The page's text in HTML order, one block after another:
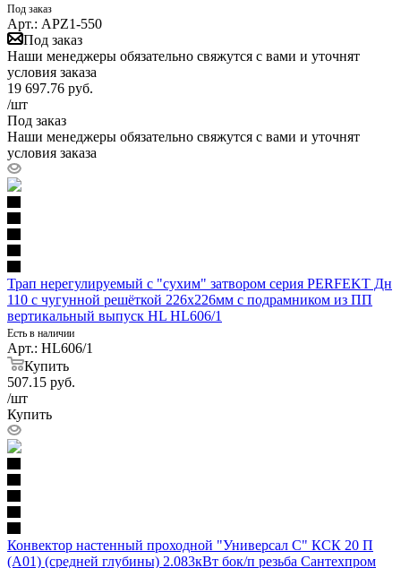
Под заказ
Арт.: APZ1-550
Под заказ
Наши менеджеры обязательно свяжутся с вами и уточнят
условия заказа
19 697.76 руб.
/шт
Под заказ
Наши менеджеры обязательно свяжутся с вами и уточнят
условия заказа
Трап нерегулируемый с "сухим" затвором серия PERFEKT Дн
110 с чугунной решёткой 226х226мм с подрамником из ПП
вертикальный выпуск HL HL606/1
Есть в наличии
Арт.: HL606/1
Купить
507.15 руб.
/шт
Купить
Конвектор настенный проходной "Универсал С" КСК 20 П
(А01) (средней глубины) 2.083кВт бок/п резьба Сантехпром